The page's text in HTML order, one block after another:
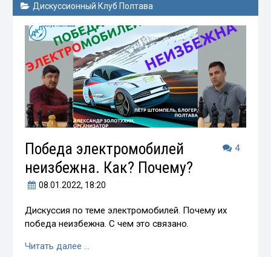
Дискуссионный Клуб Полтава
4
Победа электромобилей
неизбежна. Как? Почему?
08.01.2022, 18:20
Дискуссия по теме электромобилей. Почему их
победа неизбежна. С чем это связано.
Читать далее …